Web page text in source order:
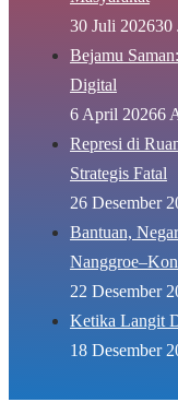
30 Juli 202630
Bejamu
Digital
6 April 20266
Represi di
Strategis Fatal
26 Desember
Bantuan,
22 Desember
Ketika Langit
18 Desember